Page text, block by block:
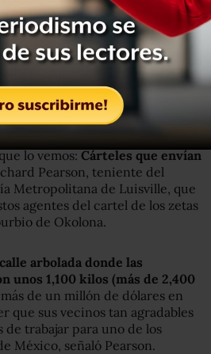
y de policías locales
dijeron que identificaron a
de los cárteles mediante
, delaciones de
Cientos de documentos de los
AP parecen avalar esa tesis.
lo vemos:Cárteles que envían
Pearson, teniente del
Metropolitana de Luisville, que
agentes del cartel de los zetas
de Okolona.
arbolada donde las
unos 1,100 kilos (más de 2,400
de un millón de dólares en
que sus vecinos tan agradables
de trabajar para uno de los
México, señaló Pearson.